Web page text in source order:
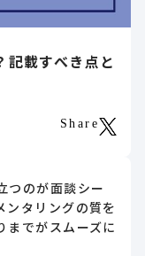
載すべき点と
Share
つのが面談シー
ンタリングの質を
までがスムーズに